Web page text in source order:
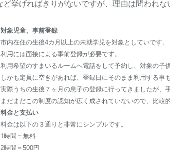
ど挙げればきりがないですが、理由は問われな
対象児童、事前登録
市内在住の生後4カ月以上の未就学児を対象としていです。
利用には面接による事前登録が必要です。
利用希望のすまいるルームへ電話をして予約し、対象の子
しかも定員に空きがあれば、登録日にそのまま利用する事
実際うちの生後７ヶ月の息子の登録に行ってきましたが、
まだまだこの制度の認知が広く成されていないので、比較
料金と支払い
料金は以下の３通りと非常にシンプルです。
1時間＝無料
2時間＝500円